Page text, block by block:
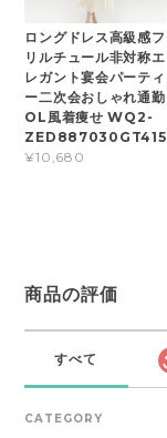
ロングドレス高級感フ
リルチュール非対称エ
レガント宴会パーティ
ー二次会おしゃれ通勤
OL風着痩せ WQ2-
ZED887030GT415
¥10,680
商品の評価
すべて
CATEGORY